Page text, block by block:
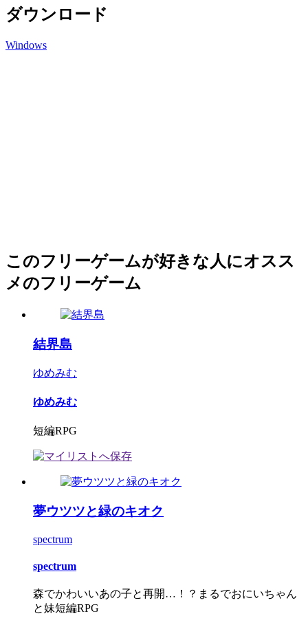
ダウンロード
Windows
このフリーゲームが好きな人にオスス
メのフリーゲーム
結界島
ゆめみむ
ゆめみむ
短編RPG
夢ウツツと緑のキオク
spectrum
spectrum
森でかわいいあの子と再開…！？まるでおにいちゃん
と妹短編RPG